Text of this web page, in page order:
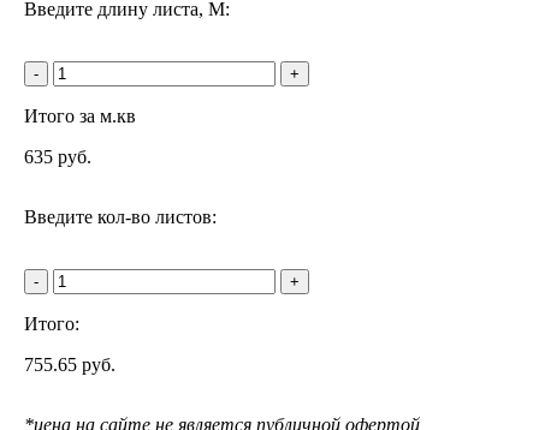
Введите длину листа, М:
- +
Итого за м.кв
635 руб.
Введите кол-во листов:
- +
Итого:
755.65 руб.
*цена на сайте не является публичной офертой